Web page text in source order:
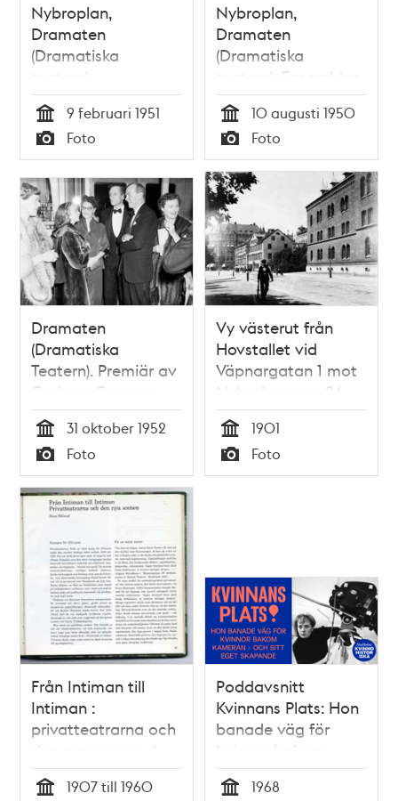
Nybroplan,
Dramaten
(Dramatiska
teatern).
Skådespelare Poul
Reumert läser
Molières (Jean-
Baptiste Poquelin)
pjäs Don Juan
Tid
9 februari 1951
Typ
Foto
Nybroplan,
Dramaten
(Dramatiska
teatern). Ensemblen
samlas efter
sommaren. Fr. v.
troligtvis Elsa
Carlsson,
Dramatenchefen
Ragnar Josephson
och Inga Tidblad
Tid
10 augusti 1950
Typ
Foto
Dramaten
(Dramatiska
Teatern). Premiär av
Graham Greenes
(t.h.) pjäs ""I sista
rummet"" på Lilla
scenen. Andra fr. v.
Inga Tidblad
Tid
31 oktober 1952
Typ
Foto
Vy västerut från
Hovstallet vid
Väpnargatan 1 mot
Nybrohamnen 24
(Källaren Flaggen)
och Nybrogatan 1 i
fonden. Nuvarande
Nybroplan med
Tid
1901
Typ
Foto
Från Intiman till
Intiman :
privatteatrarna och
den nya scenen /
Hans Eklund
1907 till 1960
Poddavsnitt
Kvinnans Plats: Hon
banade väg för
kvinnor bakom
kameran – och sitt
eget skapande
1968